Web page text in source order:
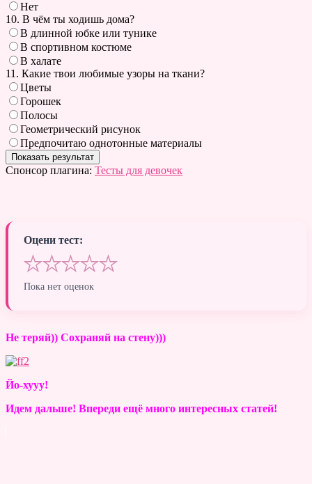
Нет
10. В чём ты ходишь дома?
В длинной юбке или тунике
В спортивном костюме
В халате
11. Какие твои любимые узоры на ткани?
Цветы
Горошек
Полосы
Геометрический рисунок
Предпочитаю однотонные материалы
Спонсор плагина: Тесты для девочек
Оцени тест:
★★★★★
Пока нет оценок
Не теряй)) Сохраняй на стену)))
Йо-хууу!
Идем дальше! Впереди ещё много интересных статей!